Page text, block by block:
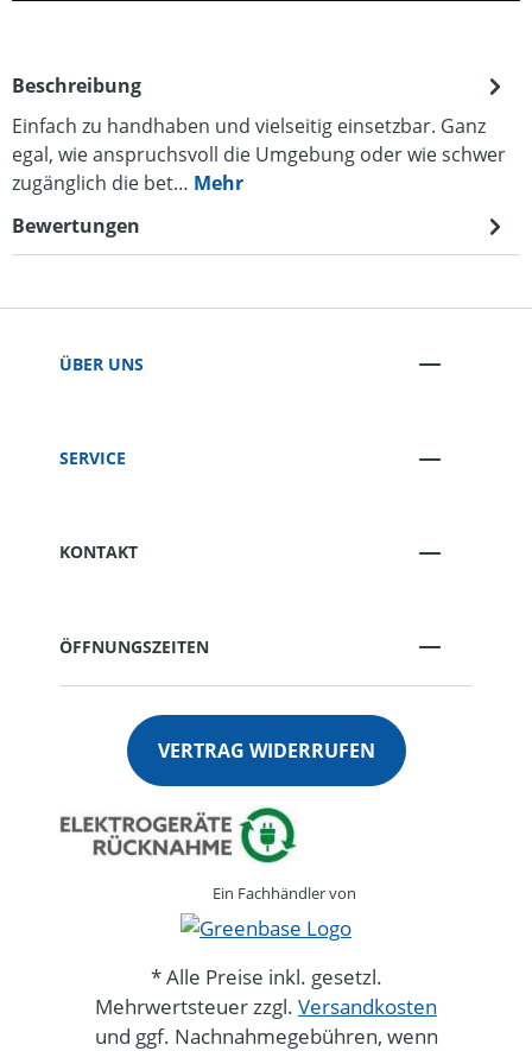
Beschreibung
Einfach zu handhaben und vielseitig einsetzbar. Ganz
egal, wie anspruchsvoll die Umgebung oder wie schwer
zugänglich die bet… Mehr
Bewertungen
ÜBER UNS
SERVICE
KONTAKT
ÖFFNUNGSZEITEN
VERTRAG WIDERRUFEN
Ein Fachhändler von
* Alle Preise inkl. gesetzl.
Mehrwertsteuer zzgl. Versandkosten
und ggf. Nachnahmegebühren, wenn